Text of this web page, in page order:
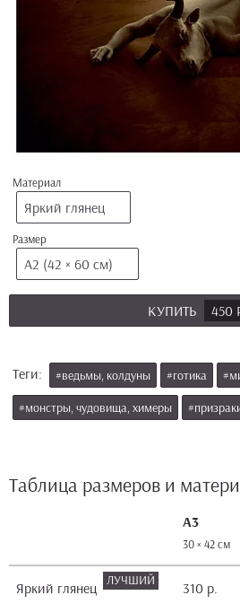
Материал
Яркий глянец
Размер
А2 (42 × 60 см)
КУПИТЬ 450
Теги: #ведьмы, колдуны #готика
#монстры, чудовища, химеры
Таблица размеров и
А3
30 × 42 см
Яркий глянец 310 р.